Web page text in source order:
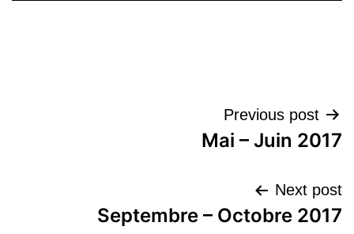
تصفّح
المقالات
Previous post
Mai – Juin 2017
Next post
Septembre – Octobre 2017